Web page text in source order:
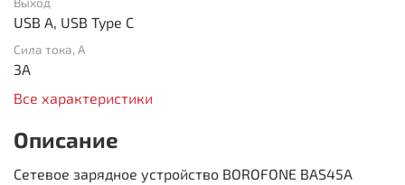
USB A, USB Type C
Сила тока, А
3A
Все характеристики
Описание
Сетевое зарядное устройство BOROFONE BAS45A